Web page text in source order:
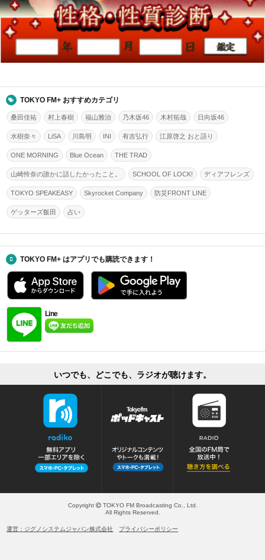
TOKYO FM+ おすすめカテゴリ
桑田佳祐 村上春樹 福山雅治 乃木坂46 木村拓哉 日向坂46
水樹奈々 LiSA 川島明 INI 有吉弘行 江原啓之 おと語り
ONE MORNING Blue Ocean THE TRAD
山崎怜奈の誰かに話したかったこと。 SCHOOL OF LOCK! ディアフレンズ
TOKYO SPEAKEASY Skyrocket Company 防災FRONT LINE
ゲッターズ飯田 占い
TOKYO FM+ はアプリでも購読できます！
Line
いつでも、どこでも、ラジオが聴けます。
Copyright
TOKYO FM Broadcasting Co., Ltd.
All Rights Reserved.
運営：ジグノシステムジャパン株式会社 プライバシーポリシー